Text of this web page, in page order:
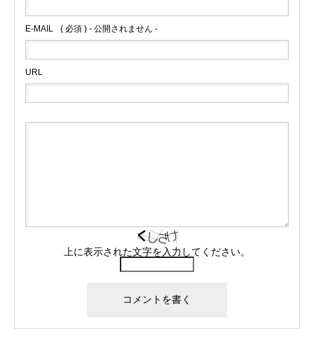
E-MAIL ( 必須 ) - 公開されません -
URL
上に表示された文字を入力してください。